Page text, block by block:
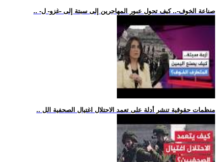
.. -صناعة الخوف-.. كيف تحول عبور المهاجرين إلى سبتة إلى -غزو- ل
.. منظمات حقوقية تنشر أدلة على تعمد الاحتلال اغتيال الصحفية الل